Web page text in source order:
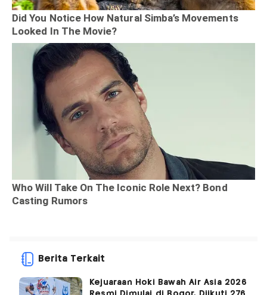
Berita Terkait
Kejuaraan Hoki Bawah Air Asia 2026